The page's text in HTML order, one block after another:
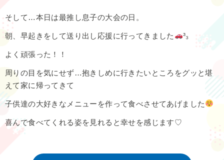
そして…本日は最推し息子の大会の日。
朝、早起きをして送り出し応援に行ってきました ³₃
よく頑張った！！
周りの目を気にせず…抱きしめに行きたいところをグッと堪
えて家に帰ってきて
子供達の大好きなメニューを作って食べさせてあげました
喜んで食べてくれる姿を見れると幸せを感じます♡